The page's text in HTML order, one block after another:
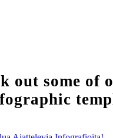
out some of